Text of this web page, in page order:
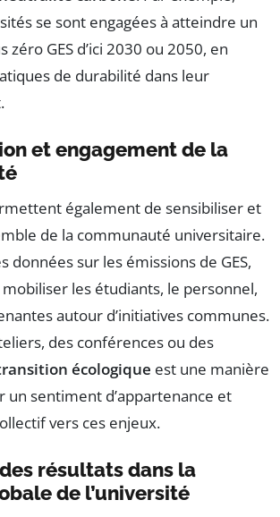
se sont engagées à atteindre un
zéro GES d’ici 2030 ou 2050, en
de durabilité dans leur
et engagement de la
également de sensibiliser et
de la communauté universitaire.
données sur les émissions de GES,
mobiliser les étudiants, le personnel,
autour d’initiatives communes.
des conférences ou des
écologique est une manière
un sentiment d’appartenance et
vers ces enjeux.
résultats dans la
de l’université